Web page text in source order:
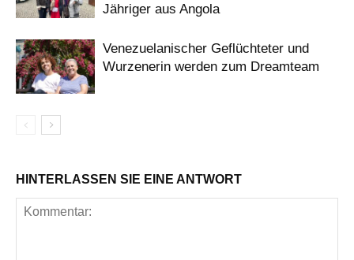
Jähriger aus Angola
Venezuelanischer Geflüchteter und
Wurzenerin werden zum Dreamteam
HINTERLASSEN SIE EINE ANTWORT